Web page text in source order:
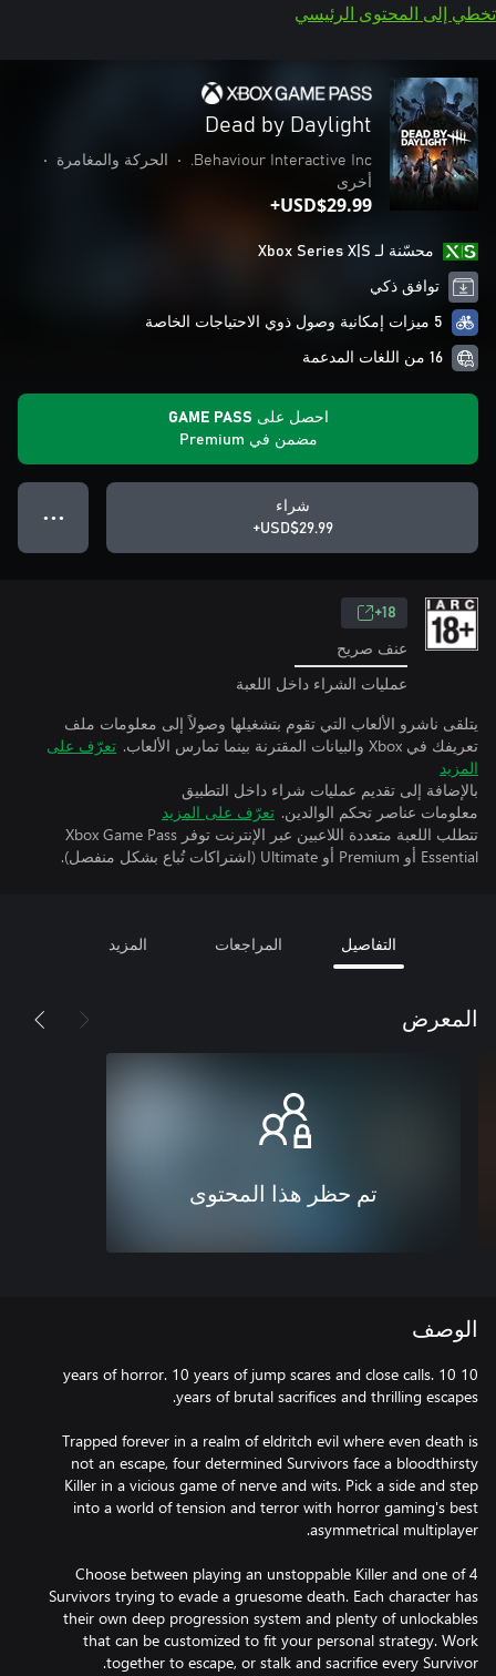
تخطي إلى المحتوى الرئيسي
Dead by Daylight
Behaviour Interactive Inc.
• الحركة والمغامرة
•
أخرى
USD$29.99+
محسّنة لـ Xbox Series X|S
توافق ذكي
5 ميزات إمكانية وصول ذوي الاحتياجات الخاصة
16 من اللغات المدعمة
احصل على GAME PASS
مضمن في Premium
شراء
USD$29.99+
● ● ●
18+
عنف صريح
عمليات الشراء داخل اللعبة
يتلقى ناشرو الألعاب التي تقوم بتشغيلها وصولاً إلى معلومات ملف
تعريفك في Xbox والبيانات المقترنة بينما تمارس الألعاب.
تعرّف على
المزيد
بالإضافة إلى تقديم عمليات شراء داخل التطبيق
معلومات عناصر تحكم الوالدين. تعرّف على المزيد
تتطلب اللعبة متعددة اللاعبين عبر الإنترنت توفر Xbox Game Pass
Essential أو Premium أو Ultimate (اشتراكات تُباع بشكل منفصل).
التفاصيل المراجعات المزيد
المعرض
تم حظر هذا المحتوى
الوصف
10 years of horror. 10 years of jump scares and close calls. 10
Trapped forever in a realm of eldritch evil where even death is
not an escape, four determined Survivors face a bloodthirsty
Killer in a vicious game of nerve and wits. Pick a side and step
into a world of tension and terror with horror gaming's best
Choose between playing an unstoppable Killer and one of 4
Survivors trying to evade a gruesome death. Each character has
their own deep progression system and plenty of unlockables
that can be customized to fit your personal strategy. Work